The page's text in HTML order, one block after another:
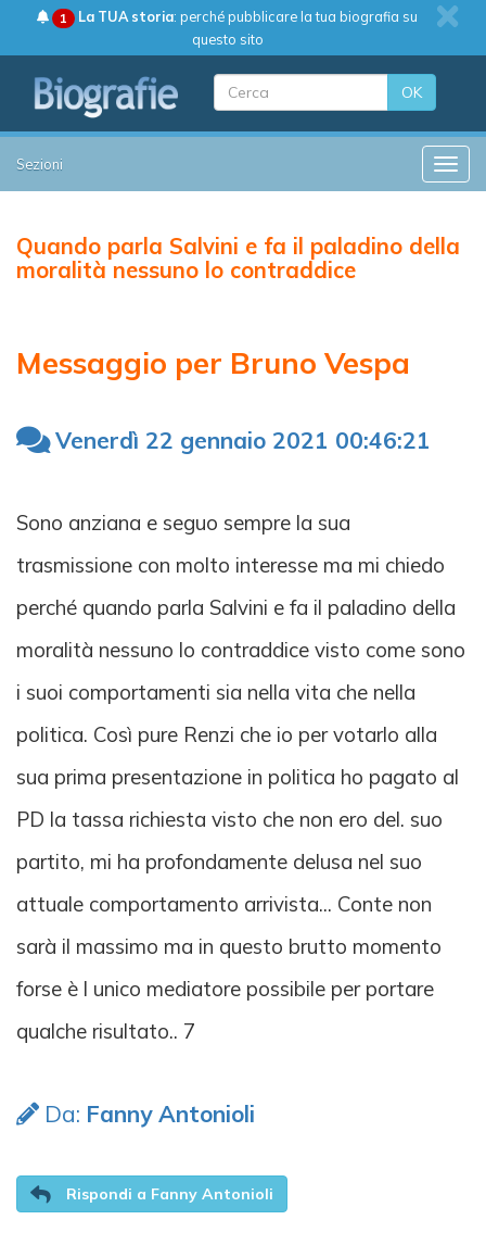
1 La TUA storia: perché pubblicare la tua biografia su
questo sito
OK
Sezioni
Quando parla Salvini e fa il paladino della
moralità nessuno lo contraddice
Messaggio per Bruno Vespa
Venerdì 22 gennaio 2021 00:46:21
Sono anziana e seguo sempre la sua
trasmissione con molto interesse ma mi chiedo
perché quando parla Salvini e fa il paladino della
moralità nessuno lo contraddice visto come sono
i suoi comportamenti sia nella vita che nella
politica. Così pure Renzi che io per votarlo alla
sua prima presentazione in politica ho pagato al
PD la tassa richiesta visto che non ero del. suo
partito, mi ha profondamente delusa nel suo
attuale comportamento arrivista... Conte non
sarà il massimo ma in questo brutto momento
forse è l unico mediatore possibile per portare
qualche risultato.. 7
Da: Fanny Antonioli
Rispondi a Fanny Antonioli